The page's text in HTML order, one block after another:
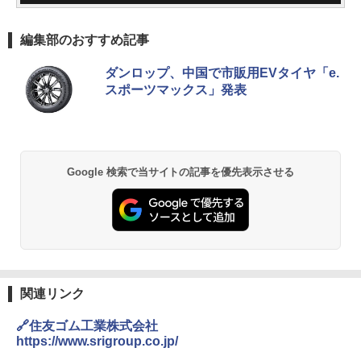
編集部のおすすめ記事
ダンロップ、中国で市販用EVタイヤ「e.
スポーツマックス」発表
Google 検索で当サイトの記事を優先表示させる
関連リンク
🔗住友ゴム工業株式会社
https://www.srigroup.co.jp/